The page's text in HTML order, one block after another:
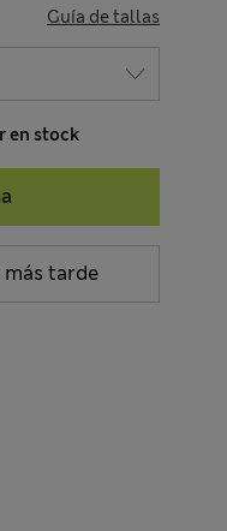
Guía de tallas
en stock
tarde